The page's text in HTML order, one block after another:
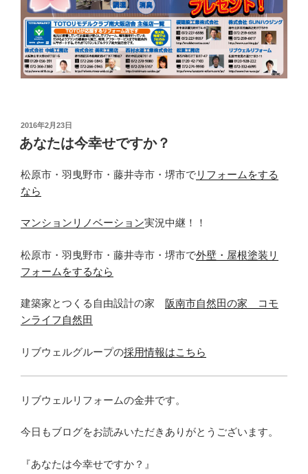
投
稿
日:
2016年2月23日
あなたは今幸せですか？
松原市・羽曳野市・藤井寺市・堺市でリフォームをする
なら
マンションリノベーション実況中継！！
松原市・羽曳野市・藤井寺市・堺市で外壁・屋根塗装リ
フォームをするなら
建築家とつくる自由設計の家 阪南市自然田の家 コモ
ンライフ自然田
リブウェルグループの採用情報はこちら
リブウェルリフォームの金井です。
今日もブログをお読みいただきありがとうございます。
『あなたは今幸せですか？』